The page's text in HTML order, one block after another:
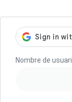
Nombre de